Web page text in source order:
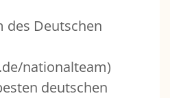
des Deutschen
nationalteam)
deutschen